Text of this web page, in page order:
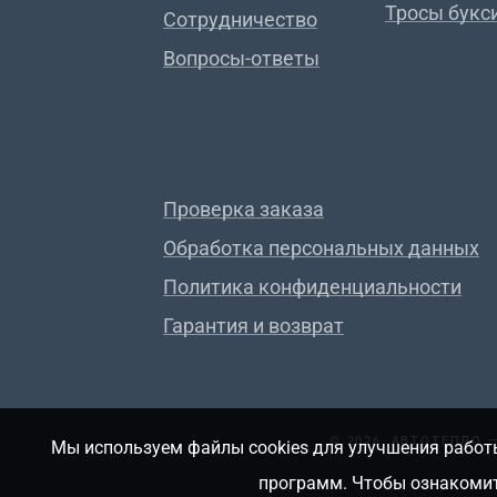
Сотрудничество
Вопросы-ответы
Тросы
Проверка заказа
Обработка персональных данных
Политика конфиденциальности
Гарантия и возврат
© 2026, АВТОТЕПЛО
Мы используем файлы cookies для улучшения
программ. Чтобы